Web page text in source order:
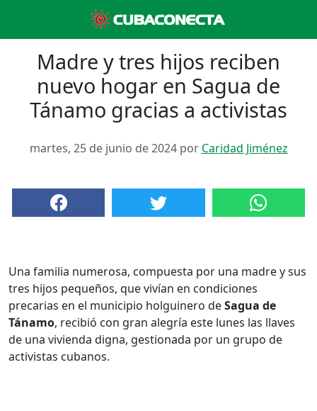
Madre y tres hijos reciben
nuevo hogar en Sagua de
Tánamo gracias a activistas
martes, 25 de junio de 2024 por Caridad Jiménez
Una familia numerosa, compuesta por una madre y sus
tres hijos pequeños, que vivían en condiciones
precarias en el municipio holguinero deSagua de
Tánamo, recibió con gran alegría este lunes las llaves
de una vivienda digna, gestionada por un grupo de
activistas cubanos.